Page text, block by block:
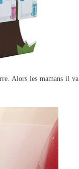
Alors les mamans il va